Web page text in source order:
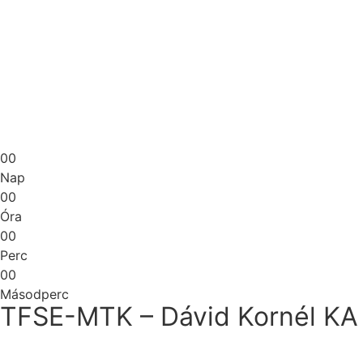
00
Nap
00
Óra
00
Perc
00
Másodperc
TFSE-MTK – Dávid Kornél KA